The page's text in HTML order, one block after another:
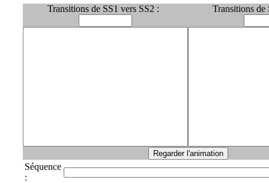
Transitions de SS1 vers SS2 :
Transitions
Séquence
: